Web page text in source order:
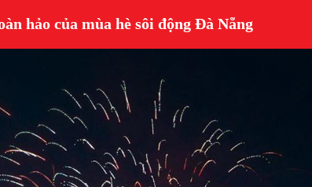
hảo của mùa hè sôi động Đà Nẵng